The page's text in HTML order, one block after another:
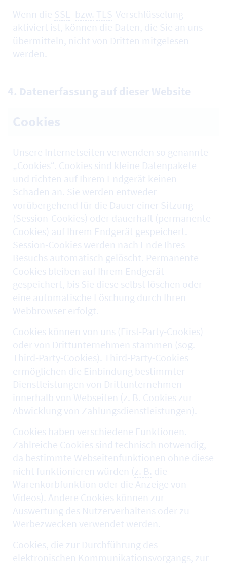
Wenn die SSL- bzw. TLS-Verschlüsselung
aktiviert ist, können die Daten, die Sie an uns
übermitteln, nicht von Dritten mitgelesen
werden.
4. Datenerfassung auf dieser Website
Unsere Internetseiten verwenden so genannte
„Cookies“. Cookies sind kleine Datenpakete
und richten auf Ihrem Endgerät keinen
Schaden an. Sie werden entweder
vorübergehend für die Dauer einer Sitzung
(Session-Cookies) oder dauerhaft (permanente
Cookies) auf Ihrem Endgerät gespeichert.
Session-Cookies werden nach Ende Ihres
Besuchs automatisch gelöscht. Permanente
Cookies bleiben auf Ihrem Endgerät
gespeichert, bis Sie diese selbst löschen oder
eine automatische Löschung durch Ihren
Webbrowser erfolgt.
Cookies können von uns (First-Party-Cookies)
oder von Drittunternehmen stammen (sog.
Third-Party-Cookies). Third-Party-Cookies
ermöglichen die Einbindung bestimmter
Dienstleistungen von Drittunternehmen
innerhalb von Webseiten (z. B. Cookies zur
Abwicklung von Zahlungsdienstleistungen).
Cookies haben verschiedene Funktionen.
Zahlreiche Cookies sind technisch notwendig,
da bestimmte Webseitenfunktionen ohne diese
nicht funktionieren würden (z. B. die
Warenkorbfunktion oder die Anzeige von
Videos). Andere Cookies können zur
Auswertung des Nutzerverhaltens oder zu
Werbezwecken verwendet werden.
Cookies, die zur Durchführung des
elektronischen Kommunikationsvorgangs, zur